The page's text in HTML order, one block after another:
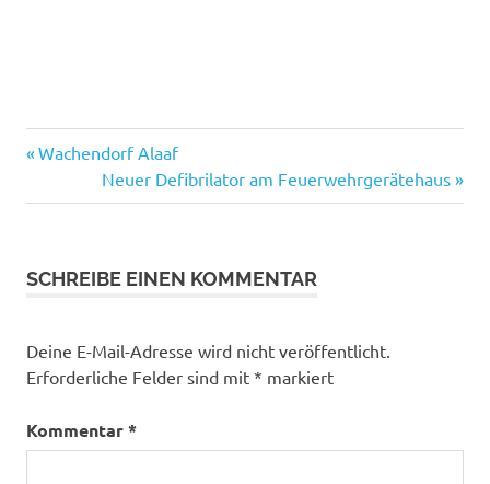
Dorfleben
Beitragsnavigation
Vorheriger
Wachendorf Alaaf
Nächster
Beitrag:
Neuer Defibrilator am Feuerwehrgerätehaus
SCHREIBE EINEN KOMMENTAR
Deine E-Mail-Adresse wird nicht veröffentlicht.
Erforderliche Felder sind mit * markiert
Kommentar*